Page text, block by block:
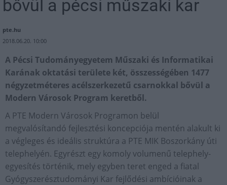
bővül a pécsi műszaki kar
pte.hu
2018.06.20. 10:00
A Pécsi Tudományegyetem Műszaki és Informatikai
Karának oktatási területe két, összességében 1477
négyzetméteres acélszerkezetű csarnokkal bővül a
Modern Városok Program keretből.
A PTE Modern Városok Programon belül
megvalósítandó fejlesztési koncepciója mentén alakult ki
a végleges és ideális struktúra a PTE MIK Boszorkány úti
telephelyén. Egyrészt egy komoly volumenű telephely-
egyesítés történik, mely egyben teret enged a fiatal
Gyógyszerésztudományi Kar fejlődési ambícióinak a